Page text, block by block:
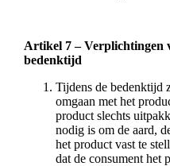
Artikel 7 – Verplichtingen
bedenktijd
Tijdens de bedenktijd
omgaan met het
product slechts
nodig is om de aard,
het product vast te
dat de consument het